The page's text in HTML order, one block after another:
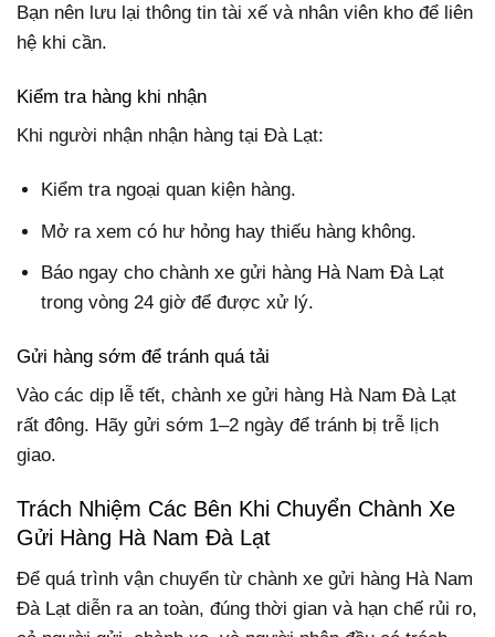
Bạn nên lưu lại thông tin tài xế và nhân viên kho để liên
hệ khi cần.
Kiểm tra hàng khi nhận
Khi người nhận nhận hàng tại Đà Lạt:
Kiểm tra ngoại quan kiện hàng.
Mở ra xem có hư hỏng hay thiếu hàng không.
Báo ngay cho chành xe gửi hàng Hà Nam Đà Lạt
trong vòng 24 giờ để được xử lý.
Gửi hàng sớm để tránh quá tải
Vào các dịp lễ tết, chành xe gửi hàng Hà Nam Đà Lạt
rất đông. Hãy gửi sớm 1–2 ngày để tránh bị trễ lịch
giao.
Trách Nhiệm Các Bên Khi Chuyển Chành Xe
Gửi Hàng Hà Nam Đà Lạt
Để quá trình vận chuyển từ chành xe gửi hàng Hà Nam
Đà Lạt diễn ra an toàn, đúng thời gian và hạn chế rủi ro,